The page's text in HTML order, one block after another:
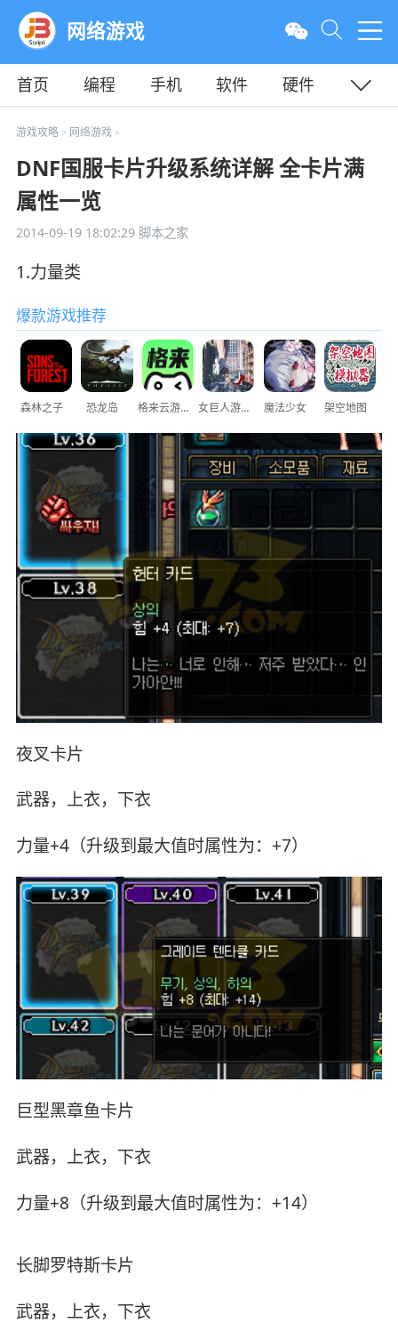
网络游戏
首页 编程 手机 软件
硬件
教程
平面
游戏攻略> 网络游戏>
DNF国服卡片升级系统详解 全卡片满
属性一览
2014-09-19 18:02:29脚本之家
1.力量类
爆款游戏推荐
森林之子 恐龙岛 格来云游戏 女巨人游乐场 魔法少女 架空地图
夜叉卡片
武器，上衣，下衣
力量+4（升级到最大值时属性为：+7）
巨型黑章鱼卡片
武器，上衣，下衣
力量+8（升级到最大值时属性为：+14）
长脚罗特斯卡片
武器，上衣，下衣